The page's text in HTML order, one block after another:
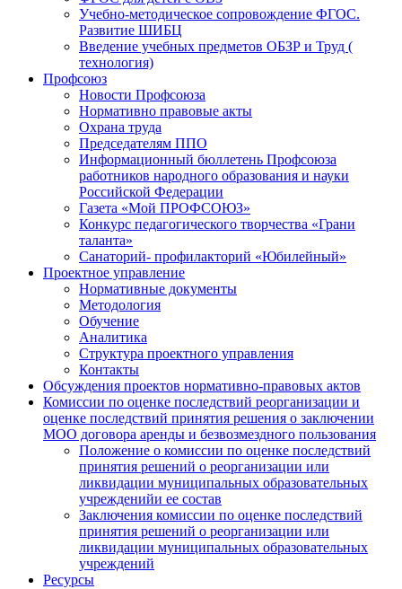
Учебно-методическое сопровождение ФГОС.
Развитие ШИБЦ
Введение учебных предметов ОБЗР и Труд (
технология)
Профсоюз
Новости Профсоюза
Нормативно правовые акты
Охрана труда
Председателям ППО
Информационный бюллетень Профсоюза
работников народного образования и науки
Российской Федерации
Газета «Мой ПРОФСОЮЗ»
Конкурс педагогического творчества «Грани
таланта»
Санаторий- профилакторий «Юбилейный»
Проектное управление
Нормативные документы
Методология
Обучение
Аналитика
Структура проектного управления
Контакты
Обсуждения проектов нормативно-правовых актов
Комиссии по оценке последствий реорганизации и
оценке последствий принятия решения о заключении
МОО договора аренды и безвозмездного пользования
Положение о комиссии по оценке последствий
принятия решений о реорганизации или
ликвидации муниципальных образовательных
учрежденийи ее состав
Заключения комиссии по оценке последствий
принятия решений о реорганизации или
ликвидации муниципальных образовательных
учреждений
Ресурсы